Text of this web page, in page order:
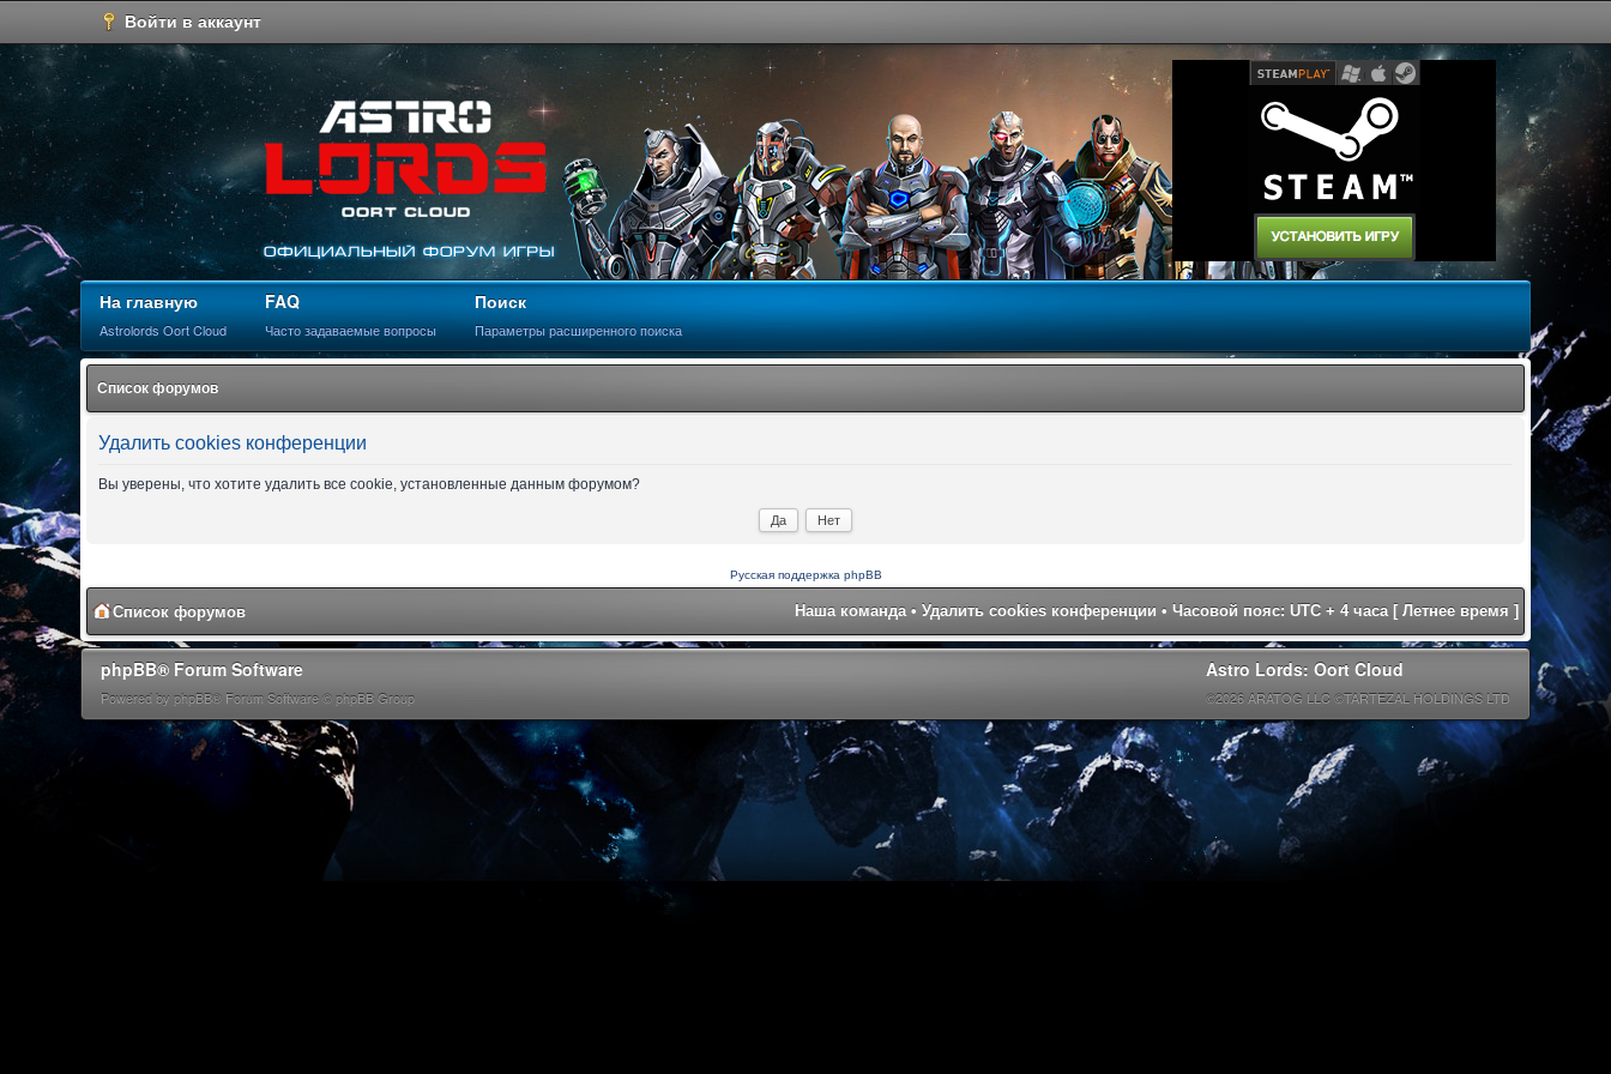
Войти в аккаунт
На главную
Astrolords Oort Cloud
FAQ
Часто задаваемые вопросы
Поиск
Параметры расширенного поиска
Список форумов
Удалить cookies конференции
Вы уверены, что хотите удалить все cookie, установленные данным форумом?
Русская поддержка phpBB
Список форумов Наша команда• Удалить cookies конференции • Часовой пояс: UTC + 4 часа [ Летнее время ]
phpBB® Forum Software
Powered by phpBB® Forum Software © phpBB Group
Astro Lords: Oort Cloud
©2026 ARATOG LLC ©TARTEZAL HOLDINGS LTD